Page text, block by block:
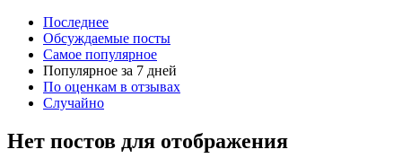
Последнее
Обсуждаемые посты
Самое популярное
Популярное за 7 дней
По оценкам в отзывах
Случайно
Нет постов для отображения